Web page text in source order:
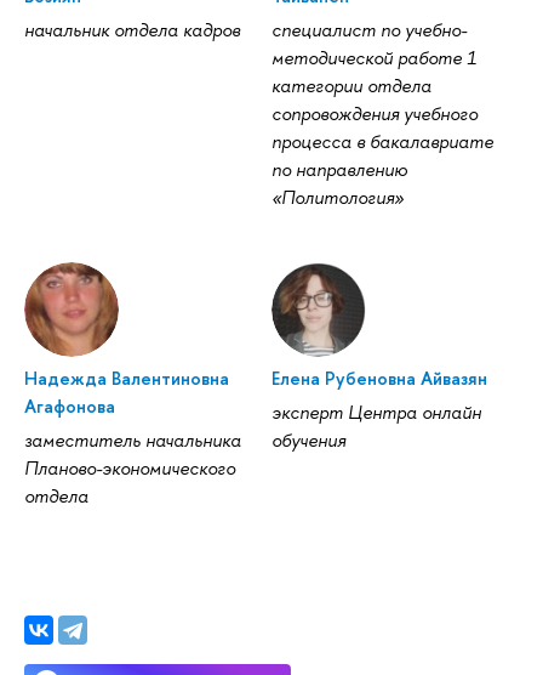
начальник отдела кадров
специалист по учебно-
методической работе 1
категории отдела
сопровождения учебного
процесса в бакалавриате
по направлению
«Политология»
Надежда Валентиновна
Агафонова
заместитель начальника
Планово-экономического
отдела
Елена Рубеновна Айвазян
эксперт Центра онлайн
обучения